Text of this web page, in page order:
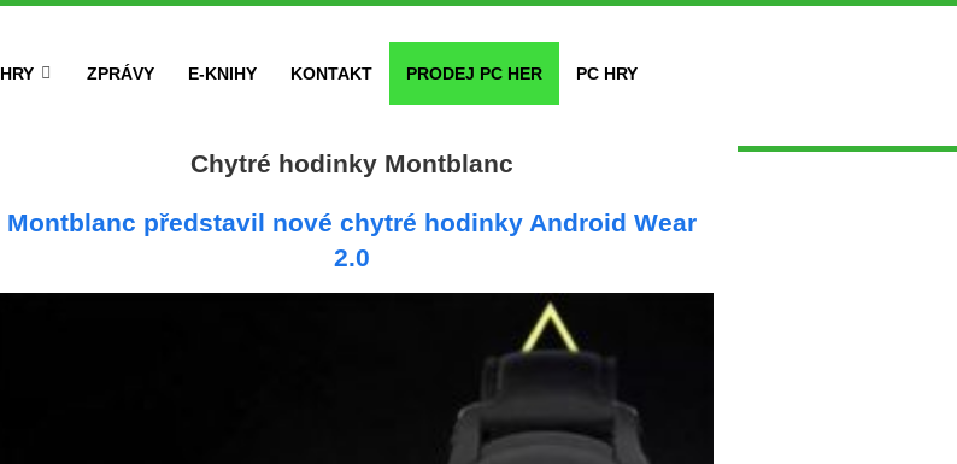
HRY ZPRÁVY E-KNIHY KONTAKT PRODEJ PC HER PC HRY
Chytré hodinky Montblanc
Montblanc představil nové chytré hodinky Android Wear
2.0